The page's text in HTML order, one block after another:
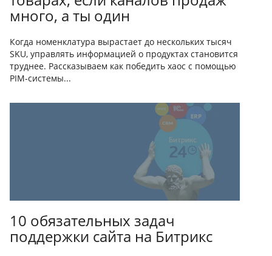
много, а ты один
Когда номенклатура вырастает до нескольких тысяч
SKU, управлять информацией о продуктах становится
труднее. Рассказываем как победить хаос с помощью
PIM-системы...
10 обязательных задач
поддержки сайта на Битрикс